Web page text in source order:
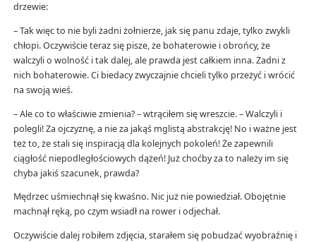
drzewie:
– Tak więc to nie byli żadni żołnierze, jak się panu zdaje, tylko zwykli
chłopi. Oczywiście teraz się pisze, że bohaterowie i obrońcy, że
walczyli o wolność i tak dalej, ale prawda jest całkiem inna. Żadni z
nich bohaterowie. Ci biedacy zwyczajnie chcieli tylko przeżyć i wrócić
na swoją wieś.
– Ale co to właściwie zmienia? – wtrąciłem się wreszcie. – Walczyli i
polegli! Za ojczyznę, a nie za jakąś mglistą abstrakcję! No i ważne jest
też to, że stali się inspiracją dla kolejnych pokoleń! Że zapewnili
ciągłość niepodległościowych dążeń! Już choćby za to należy im się
chyba jakiś szacunek, prawda?
Mędrzec uśmiechnął się kwaśno. Nic już nie powiedział. Obojętnie
machnął ręką, po czym wsiadł na rower i odjechał.
Oczywiście dalej robiłem zdjęcia, starałem się pobudzać wyobraźnię i